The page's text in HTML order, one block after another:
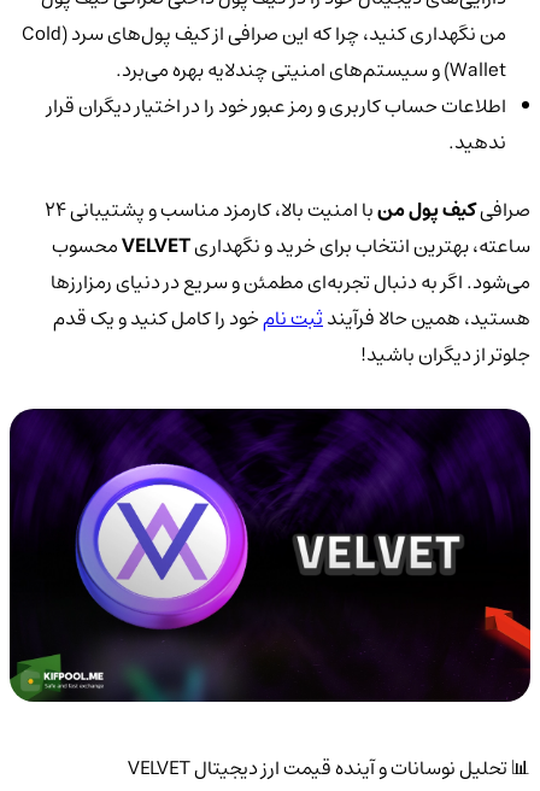
من نگهداری کنید، چرا که این صرافی از کیف پول‌های سرد (Cold
Wallet) و سیستم‌های امنیتی چندلایه بهره می‌برد.
اطلاعات حساب کاربری و رمز عبور خود را در اختیار دیگران قرار
ندهید.
صرافیکیف پول من
با امنیت بالا، کارمزد مناسب و پشتیبانی ۲۴
ساعته، بهترین انتخاب برای خرید و نگهداریVELVETمحسوب
می‌شود. اگر به دنبال تجربه‌ای مطمئن و سریع در دنیای رمزارزها
هستید، همین حالا فرآیندثبت نامخود را کامل کنید و یک قدم
جلوتر از دیگران باشید!
📊 تحلیل نوسانات و آینده قیمت ارز دیجیتال VELVET